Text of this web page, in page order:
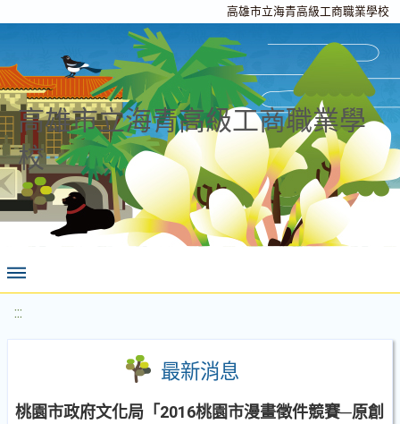
高雄市立海青高級工商職業學校
高雄市立海青高級工商職業學
校
:::
最新消息
桃園市政府文化局「2016桃園市漫畫徵件競賽─原創